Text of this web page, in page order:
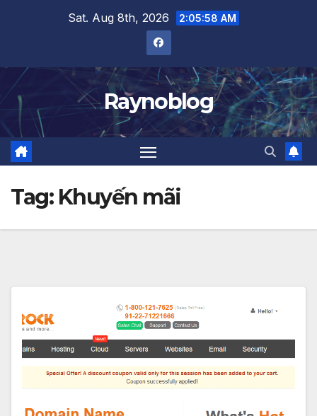
Sat. Aug 8th, 2026 2:05:59 AM
Raynoblog
Tag: Khuyến mãi